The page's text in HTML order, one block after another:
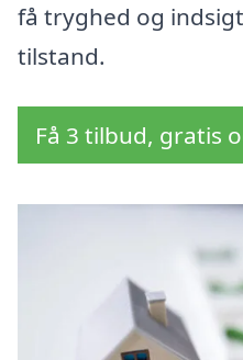
få tryghed og
tilstand.
Få 3 tilbud, gratis